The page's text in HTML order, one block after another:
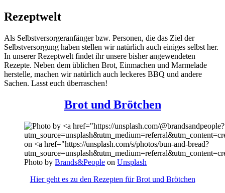
Rezeptwelt
Als Selbstversorgeranfänger bzw. Personen, die das Ziel der
Selbstversorgung haben stellen wir natürlich auch einiges selbst her.
In unserer Rezeptwelt findet ihr unsere bisher angewendeten
Rezepte. Neben dem üblichen Brot, Einmachen und Marmelade
herstelle, machen wir natürlich auch leckeres BBQ und andere
Sachen. Lasst euch überraschen!
Brot und Brötchen
Photo by Brands&People on Unsplash
Hier geht es zu den Rezepten für Brot und Brötchen